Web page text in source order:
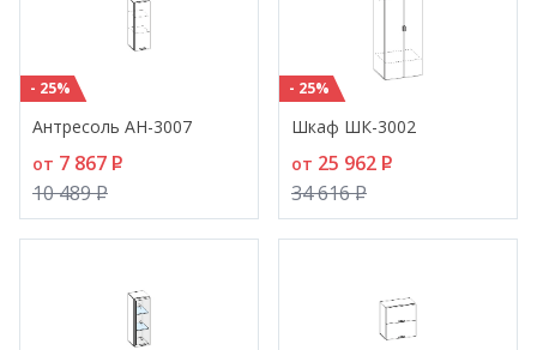
- 25%
Антресоль АН-3007
от 7 867 P
10 489P
- 25%
Шкаф ШК-3002
от 25 962 P
34 616P